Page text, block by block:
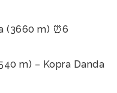
(3660 m) ⏰6
m) – Kopra Danda